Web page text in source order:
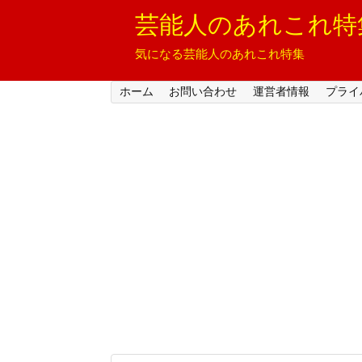
芸能人のあれこれ特
気になる芸能人のあれこれ特集
ホーム お問い合わせ 運営者情報 プラ